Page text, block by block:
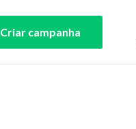
Criar campanha